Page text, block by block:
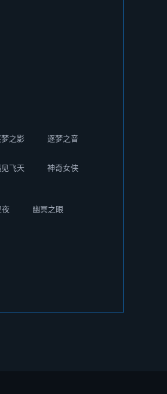
之影 逐梦之音
飞天 神奇女侠
夜 幽冥之眼